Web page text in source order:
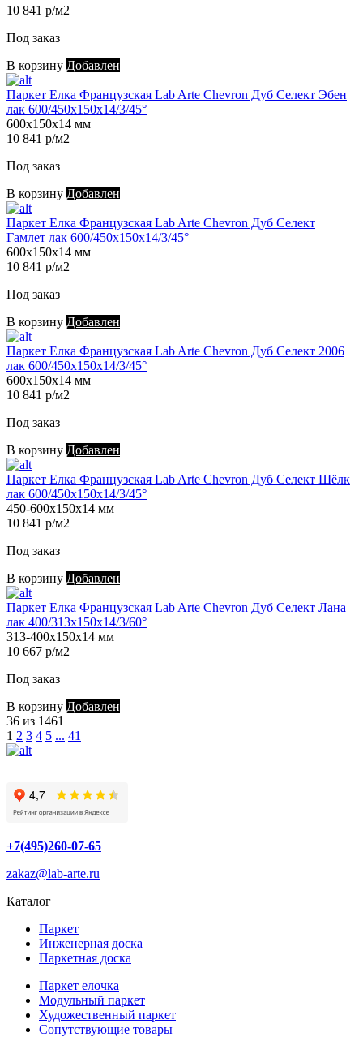
10 841 р/м2
Под заказ
В корзину Добавлен
Паркет Елка Французская Lab Arte Chevron Дуб Селект Эбен
лак 600/450х150х14/3/45°
600х150х14 мм
10 841 р/м2
Под заказ
В корзину Добавлен
Паркет Елка Французская Lab Arte Chevron Дуб Селект
Гамлет лак 600/450х150х14/3/45°
600х150х14 мм
10 841 р/м2
Под заказ
В корзину Добавлен
Паркет Елка Французская Lab Arte Chevron Дуб Селект 2006
лак 600/450х150х14/3/45°
600х150х14 мм
10 841 р/м2
Под заказ
В корзину Добавлен
Паркет Елка Французская Lab Arte Chevron Дуб Селект Шёлк
лак 600/450х150х14/3/45°
450-600х150х14 мм
10 841 р/м2
Под заказ
В корзину Добавлен
Паркет Елка Французская Lab Arte Chevron Дуб Селект Лана
лак 400/313х150х14/3/60°
313-400х150х14 мм
10 667 р/м2
Под заказ
В корзину Добавлен
36 из 1461
1 2 3 4 5 ... 41
+7(495)260-07-65
zakaz@lab-arte.ru
Каталог
Паркет
Инженерная доска
Паркетная доска
Паркет елочка
Модульный паркет
Художественный паркет
Сопутствующие товары